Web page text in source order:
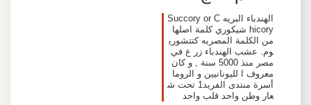
الهندباء البريه Succory or C
hicory شيكوري كلمة اصلها
من الكلمة المصريه كتتشوري
وم. عشب الهندباء زر ع في
مصر منذ 5000 سنة , و كان
معروف ا لليونانيين و الروما
أسرة منتدى الفريد1 تحت ش
عار وطن واحد قلب واحد